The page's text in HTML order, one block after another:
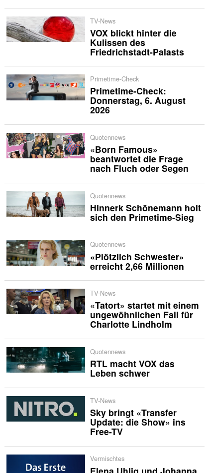
TV-News
VOX blickt hinter die
Kulissen des
Friedrichstadt-Palasts
Primetime-Check
Primetime-Check:
Donnerstag, 6. August
2026
Quotennews
«Born Famous»
beantwortet die Frage
nach Fluch oder Segen
Quotennews
Hinnerk Schönemann holt
sich den Primetime-Sieg
Quotennews
«Plötzlich Schwester»
erreicht 2,66 Millionen
TV-News
«Tatort» startet mit einem
ungewöhnlichen Fall für
Charlotte Lindholm
Quotennews
RTL macht VOX das
Leben schwer
TV-News
Sky bringt «Transfer
Update: die Show» ins
Free-TV
Vermischtes